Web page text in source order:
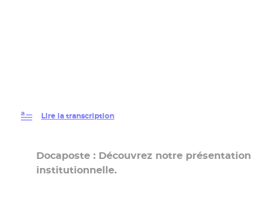
Lire la transcription
Docaposte : Découvrez notre présentation
institutionnelle.